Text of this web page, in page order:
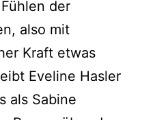
der
also mit
Kraft etwas
Eveline Hasler
als Sabine